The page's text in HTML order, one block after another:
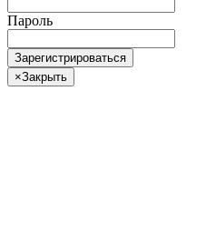
Пароль
Зарегистрироваться
×Закрыть